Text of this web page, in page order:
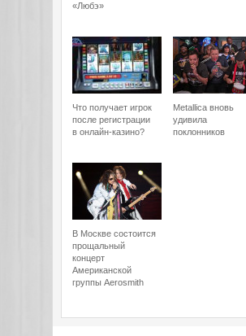
«Любэ»
Что получает игрок
после регистрации
в онлайн-казино?
Metallica вновь
удивила
поклонников
В Москве состоится
прощальный
концерт
Американской
группы Aerosmith